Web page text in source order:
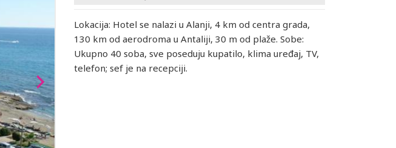
Lokacija: Hotel se nalazi u Alanji, 4 km od centra grada,
130 km od aerodroma u Antaliji, 30 m od plaže. Sobe:
Ukupno 40 soba, sve poseduju kupatilo, klima uređaj, TV,
telefon; sef je na recepciji.